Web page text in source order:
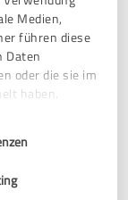
Medien,
führen diese
Daten
oder die sie im
haben.
Von der
einmal eine